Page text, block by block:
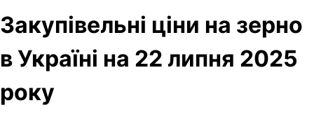
Закупівельні ціни на зерно
в Україні на 22 липня 2025
року